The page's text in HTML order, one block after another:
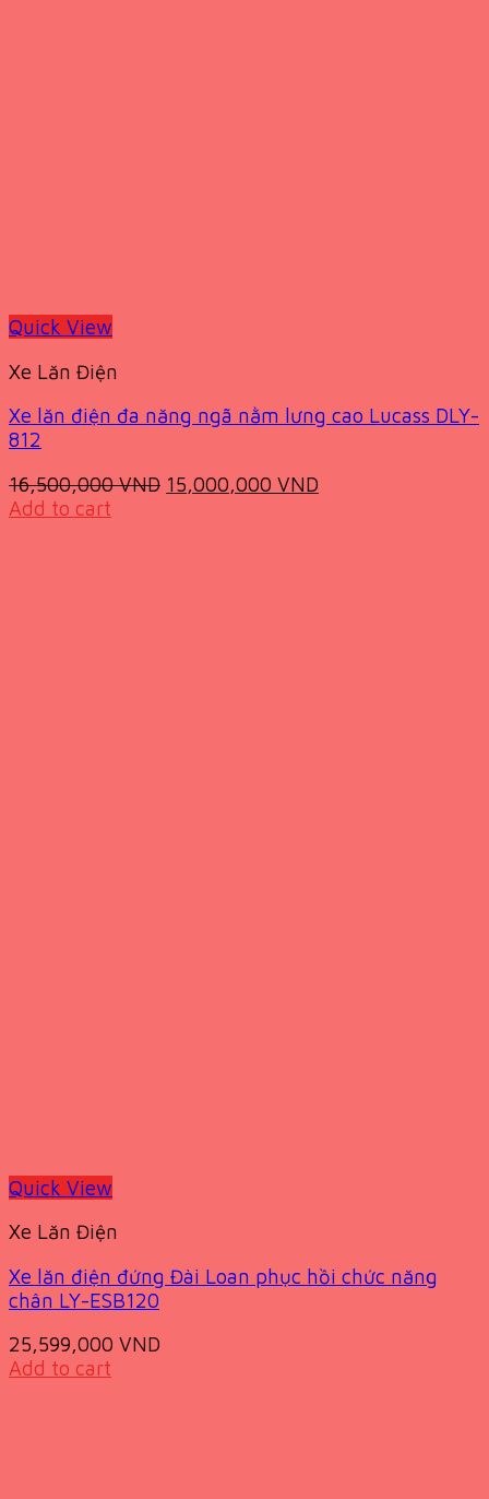
Quick View
Xe Lăn Điện
Xe lăn điện đa năng ngã nằm lưng cao Lucass DLY-
812
16,500,000VND Original
15,000,000 VND
Add to cart
Quick View
Xe Lăn Điện
Xe lăn điện đứng Đài Loan phục hồi chức năng
chân LY-ESB120
25,599,000 VND
Add to cart